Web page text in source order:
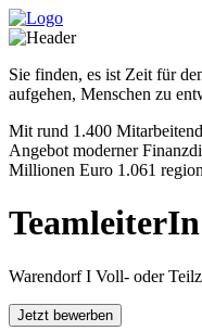
Sie finden, es ist Zeit für
aufgehen, Menschen zu
Mit rund 1.400
Angebot moderner
Millionen Euro 1.061
Warendorf I Voll- oder
Jetzt bewerben